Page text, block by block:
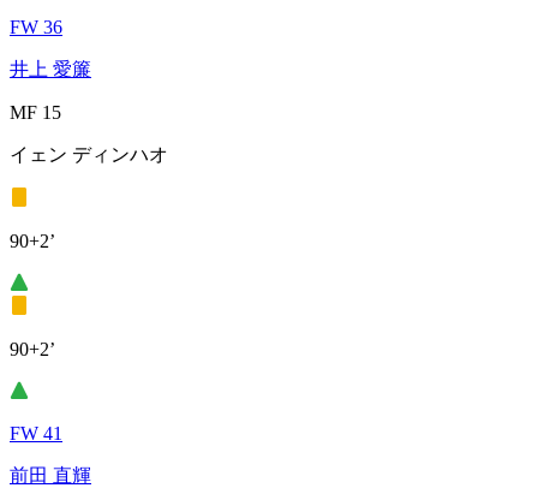
FW 36
井上 愛簾
MF 15
イェン ディンハオ
90+2’
90+2’
FW 41
前田 直輝